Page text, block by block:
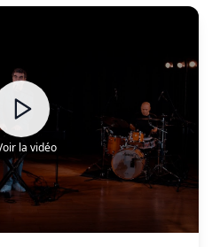
la vidéo